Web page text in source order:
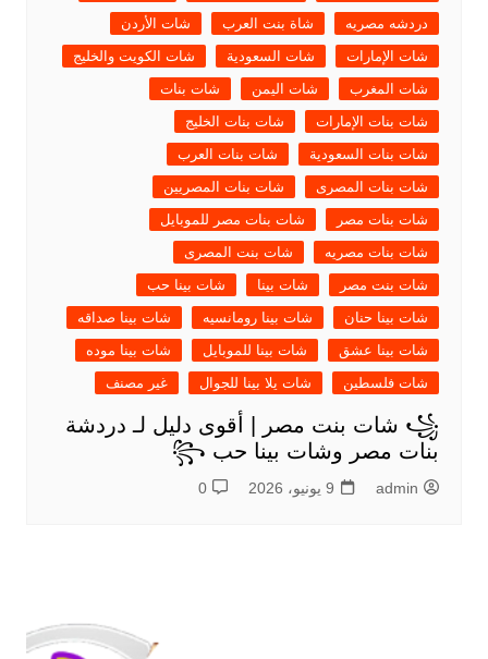
دردشه مصريه
شاة بنت العرب
شات الأردن
شات الإمارات
شات السعودية
شات الكويت والخليج
شات المغرب
شات اليمن
شات بنات
شات بنات الإمارات
شات بنات الخليج
شات بنات السعودية
شات بنات العرب
شات بنات المصرى
شات بنات المصريين
شات بنات مصر
شات بنات مصر للموبايل
شات بنات مصريه
شات بنت المصرى
شات بنت مصر
شات بينا
شات بينا حب
شات بينا حنان
شات بينا رومانسيه
شات بينا صداقه
شات بينا عشق
شات بينا للموبايل
شات بينا موده
شات فلسطين
شات يلا بينا للجوال غير مصنف
꧁ شات بنت مصر | أقوى دليل لـ دردشة
بنات مصر وشات بينا حب ꧂
admin 9 يونيو، 2026 0